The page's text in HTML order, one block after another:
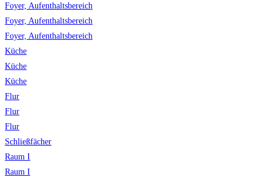
Foyer, Aufenthaltsbereich
Foyer, Aufenthaltsbereich
Foyer, Aufenthaltsbereich
Küche
Küche
Küche
Flur
Flur
Flur
Schließfächer
Raum I
Raum I